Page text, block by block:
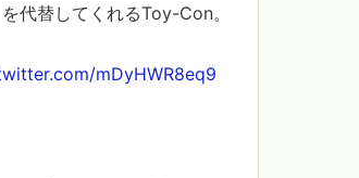
代替してくれるToy-Con。
mDyHWR8eq9